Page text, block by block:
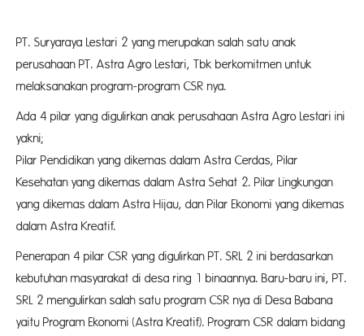
PT. Suryaraya Lestari 2 yang merupakan salah satu anak
perusahaan PT. Astra Agro Lestari, Tbk berkomitmen untuk
melaksanakan program-program CSR nya.
Ada 4 pilar yang digulirkan anak perusahaan Astra Agro Lestari ini
yakni;
Pilar Pendidikan yang dikemas dalam Astra Cerdas, Pilar
Kesehatan yang dikemas dalam Astra Sehat 2. Pilar Lingkungan
yang dikemas dalam Astra Hijau, dan Pilar Ekonomi yang dikemas
dalam Astra Kreatif.
Penerapan 4 pilar CSR yang digulirkan PT. SRL 2 ini berdasarkan
kebutuhan masyarakat di desa ring 1 binaannya. Baru-baru ini, PT.
SRL 2 mengulirkan salah satu program CSR nya di Desa Babana
yaitu Program Ekonomi (Astra Kreatif). Program CSR dalam bidang